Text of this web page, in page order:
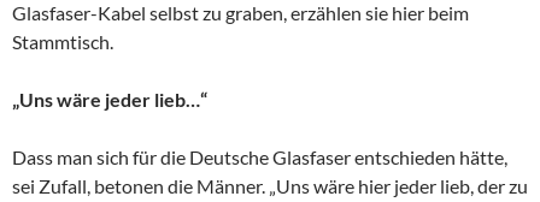
Glasfaser-Kabel selbst zu graben, erzählen sie hier beim
Stammtisch.
„Uns wäre jeder lieb…“
Dass man sich für die Deutsche Glasfaser entschieden hätte,
sei Zufall, betonen die Männer. „Uns wäre hier jeder lieb, der zu